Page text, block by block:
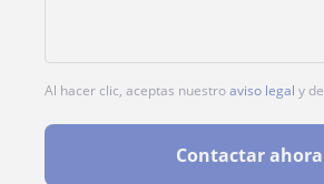
Al hacer clic, aceptas nuestroaviso legal y de
Contactar ahora